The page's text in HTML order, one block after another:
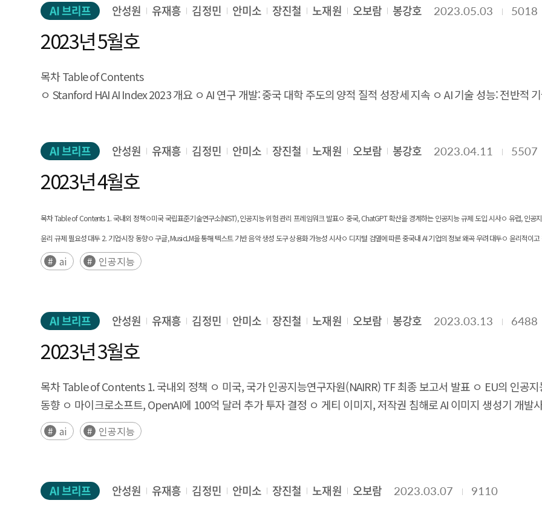
고도화와 활 용 범위 확대, 장기적으로 현실과 가상 간 융합이 일상화되면서 사회·경제 구조 건반 에 걸친 근본적 변화가 나타날
중장기적으로 높은 산업적·사회적 잠재력을 지니지만, 이를 현실화 하기 위해서는 기술적·산업적 제약을 동시에 극복할 필요
가상과 현실 간 성능 격차(Sim-to-Real Gap) 문제 해결이 필요하며, XR 기기 역시 배터리, 무게, 시야각, 사용자 피로도 등 기술적 한계를 극복해야 한다. 또한 플랫폼 구축, 장비
검증 과정을 거치며 점진적으로 발전할 가능성이 높으며, 향후 발전 전략은 기술 혁 신과 산업 기회뿐 아니라 기술적 한계
메타버스-AI 융합 활성화 방안 메타버스-AI 융합을 저해하는 주요 장애요인은 내부 인재 부족, 경영진의 인식 부족, 데이터 부족, AI 인프라 비용, 기존 시스템과의 상호 운용성
진출, 법·제도 정비를 대응 방안으로 제시한다. 이를 통해 메타버스-AI 융합을 촉진하고 메타버스와 AI 산업이 상호 발전하는 선순환 구조를 구축함으로써 국 가 디지털
경쟁력과 미래 성장 동력을 강화하는데 기여하고자 한다. [대응 방안1] 융합인재 양성 메타버스–AI 융합은 3D·XR·AI·데이터·산업 도메인을 아우르는 복합 역량을 요구 하지만,
국내 기업들은 이러한 융합 인재를 충분히 확보하지 못하고 있으며 특히 중소 기업은 인력 확보와 유지에 어려움을
강화 메타버스–AI 서비스 추진을 위해서는 기술·데이터·인프라 투자와 함께, 경영진의 인식 제고와 전담 조직·거버넌스 정비 등 경영·조직 역량 강화가 병행되어야 한다. 이를
위해 경영진 대상 전략 교육, 전담 조직에 대한 권한·예산 부여, 기술 인력 성과 의 KPI 반영 및 보상 강화 등을 통해 메타버
필요가 있다. [대응 방안3] 데이터 생태계 구축 메타버스–AI 융합의 경쟁력은 고품질 데이터의 확보와 공유·활용 역량에 의해 좌우 되며, 현재 주요 산업 도메인에서 학습용
바우처 확대와 공공 전처리 인프라 공 동 활용을 통해 데이터 구축 비용 부담을 줄일 필요가 있다. [대응 방안4] AI 인프라 지원 메타버스–AI 서비스 운영에는 대규모 연산
인프라가 필수적이지만, 중소·지역 기업은 높은 GPU·클라우드 비용으로 인해 심각한 부담을 겪고 있다. 이에 공용 GPU 센터 구 축, 연산 자원 바우처·클라우드 이용료 지원,
PoC 이후 운영 단계까지 이어지는 지속형 인프라 지원, 그리고 기업 성장 단계에 맞춘 맞춤형 장비 지원 체계 마련이 필요하다. [대응 방안5] 표준·상호운용성 확립 메타버스–AI
설계되어야 한다. 또한 글로벌 시장 진출을 고려하여 국제 표준·규제 와의 정합성을 확보하는 것이 메타버스–AI 융합 생태계 확장에 필요
메타버스–AI 융합 사업은 높은 초기 투자 비용으로 인해 중소·지역 기업이 파일럿조 차 시도하기 어려운 경우도 생겨,
통한 도입 촉진이 필요하다. 아울러 실증–마켓핏–디자인–현지화–사업화 이관을 연계 한 전주기 지원과 바우처·엑
확산으로 이어지도록 해야 한다. [대응 방안7] 정책금융, R&D 실증 지원 메타버스–AI 융합 사업은 기술적 불확실성과 높은 투자 부담으로 인해 기업이 단독으 로 대규모 투자를
중심 실증 지원을 통해 실증 비용을 낮추고 사업화 연계를 촉진 해야 한다. 또한, 심투리얼 갭 해소를 위해 고충실도 시뮬레이션과 심투리얼
강화하여 가상에서 학습된 AI가 실제 산업 현장에서 정확히 작동하도록 하는 기술 지원이 시급하다. [대응 방안8] 파트너십 및 글로벌 진출 메타버스–AI 융합 사업은 초기 투자
기술특례 상장 제도의 빠른 정착과 함께, AI 초격차 기술을 가진 기업에 경제적 지원을 할 AI 전용 펀드 결성을 통해
관점에서 AI 전문인력 양성 방안 모색이 필요하다. 또한, 선제적 차원의 정부 공공 데이터를 기반으로 한 AI 기술 도입
주요 정책적 시사점은 다음과 같다. 스타트업 대상의 투자를 촉진하기 위해서는 높은 투자금을 받는 우수 스타트업
내실을 키우도록 지원하는 것이 중요 정부 중심의 투자 시 좀비 스타트업을 양성하지 않도록 스타트업의 좋은 제품을
데이터 개방을 촉진하는 등 다른 방법의 정부 투자가 필요 해외 진출 기업과 투자자 간의 지속적인 네트워킹과 경험
대한 정책 필요 (M&A와 기업공개를 활성화) 글로벌 AI 기업에게 필수적 사례가 된 안전하고 신뢰할 수 있는 AI 기술
전문가 인력 채용을 활성화하고 오픈소스 기반 산업 응용 소프트웨어 개발을 위한 연구개발 지원 지역, 언어의 한계 극
및 국내 기업의 글로벌 AI 인재 유치 지원 등의 필요성 본 과제에서 제시하는 빠르게 생성 및 진화하는 국내 AI 창업기
창업기업에 대한 최신 VC 투자 현황과 비즈니스 분석을 통해 국내 AI 기업을 육성하기 위한 정책 수립에 필요한 기
서비스 활용 확대를 위한 미래 연구에도 활용될 수 있을 것으로 기대된다.
정책, 시장, 금융, 인적 자원, 지원, 문화 등 6가지 영역의 창업 생태계 모델을 바탕으로, 기업가정신에 기반하여 혁신적
규모] [해외 AI분야 VC투자 주요 결과] 글로벌 AI 시장 현황 분석 결과와 유사하게 VC 투자 부문 역시 미국이 전세계의
투자액 기준 세계 10위로, 스탠퍼드 AI Index의 결과와 유사한 수준으로 나타났다. 5. 정책적 활용 내용 본 연구의 주
정책과 AI 전략에 기반한 AI 창업기업 지원 정책 강화 AI 창업기업에 대한 정보 제공 및 자문 지원 글로벌 시장 진출
기업벤처캐피털(CVC) 활성화 GPT스토어 등 빅테크 생태계의 독점에 대한 우려 해소 필요 AI 원천기술
스탠포드 대학을 비롯, 영국 토터스인텔리전스 등에서 매년 발표함으로써 세계적인 공신력을 인정받고 있다. 본 연구
보조 자료로써 활용될 수 있다. 대다수의 AI 지수는 순위와 점수 위주로 발표되며, 구체적인 스타트업의 수나 국가별
가능한 장점이 있다. 또한, 최근 AI 분야는 국가별 치열한 경쟁으로, 특히 선두국인 미국과 중국의 첨단기술 무역 경쟁
넘나드는 투자나, 중국으로부터 투자받은 국내 기업이 문제가 되지는 않고 있지만, 본 과제에서 확보한 원자료를
기대효과 세계 AI 시장 및 투자 규모 대비 국내 규모와 성장성을 파악하기 위해 수행한 본 연구과제는 세계 시장 대
AI 브리프 안성원 유재흥 김정민 안미소 장진철 노재원 오보람 봉강호 2023.05.03 5018
2023년 5월호
목차 Table of Contents
ㅇ Stanford HAI AI Index 2023 개요 ㅇ AI 연구 개발: 중국 대학 주도의 양적 질적 성장세 지속 ㅇ AI 기술 성능: 전반적
AI 브리프 안성원 유재흥 김정민 안미소 장진철 노재원 오보람 봉강호 2023.04.11 5507
2023년 4월호
목차 Table of Contents 1. 국내외 정책ㅇ미국 국립표준기술연구소(NIST), 인공지능 위험 관리 프레임워크 발표ㅇ 중국, ChatGPT 확산을 경계하는 인공지능 규제 도입 시사ㅇ 유럽, 인
윤리 규제 필요성 대두 2. 기업·시장 동향ㅇ 구글, MusicLM을 통해 텍스트 기반 음악 생성 도구 상용화 가능성 시사ㅇ 디지털 검열에 따른 중국내 AI 기업의 정보 왜곡 우려 대두ㅇ 윤리적이
여전히 활용엔 제한적으로 평가ㅇ 워싱턴포스트紙, AI알고리즘 해고 대상 선정 도구로 활용 편중 지적ㅇ 저널리즘에서 윤리적, 고용 문제를 야기하는 인공지능 사용 4. 기술·연구 동향
ai 인공지능
AI 브리프 안성원 유재흥 김정민 안미소 장진철 노재원 오보람 봉강호 2023.03.13 6488
2023년 3월호
목차 Table of Contents 1. 국내외 정책 ㅇ 미국, 국가 인공지능연구자원(NAIRR) TF 최종 보고서 발표 ㅇ EU의 인공
동향 ㅇ 마이크로소프트, OpenAI에 100억 달러 추가 투자 결정 ㅇ 게티 이미지, 저작권 침해로 AI 이미지 생성기 개발
활용에 따른 혼란과 윤리 이슈 제기 ㅇ Moonshot, 사진 및 텍스트 생성 AI 관련 윤리 및 저작권 문제 제기 3. 고용·인력
ㅇ 마케팅 회사 코드워드(Codeword), 세계 최초 AI 인턴 채용 4. 기술·연구 동향 ㅇ 美 프리스턴 대학생, AI가 에세이
ai 인공지능
AI 브리프 안성원 유재흥 김정민 안미소 장진철 노재원 오보람 2023.03.07 9110